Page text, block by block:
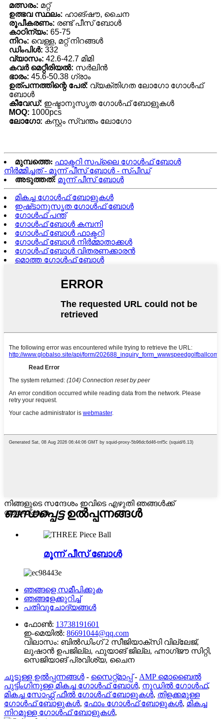
മത്സരം: മറ്റ്
ഉത്ഭവ സ്ഥലം: ഹാങ്‌ഷൗ, ചൈന
രൂപീകരണം: രണ്ട് പീസ് ബോൾ
കാഠിന്യം: 65-75
നിറം: വെള്ള, മറ്റ് നിറങ്ങൾ
ഡിംപിൾ: 332
വ്യാസം: 42.6-42.7 മിമി
കവർ മെറ്റീരിയൽ: സർലിൻ
ഭാരം: 45.6-50.38 ഗ്രാം
ഉത്പന്നത്തിന്റെ പേര്: വ്യക്തിഗത ലോഗോ ഗോൾഫ്
ബോൾ
കീവേഡ്: ഇഷ്ടാനുസൃത ഗോൾഫ് ബോളുകൾ
MOQ: 1000pcs
ലോഗോ: കസ്റ്റം സ്വന്തം ലോഗോ
മുമ്പത്തെ: ഫാക്ടറി സപ്ലൈ ഗോൾഫ് ബോൾ
നിർമ്മിച്ചത് - മൂന്ന് പീസ് ബോൾ - സ്പീഡ്
അടുത്തത്: മൂന്ന് പീസ് ബോൾ
മികച്ച ഗോൾഫ് ബോളുകൾ
ഇഷ്‌ടാനുസൃത ഗോൾഫ് ബോൾ
ഗോൾഫ് പന്ത്
ഗോൾഫ് ബോൾ കമ്പനി
ഗോൾഫ് ബോൾ ഫാക്ടറി
ഗോൾഫ് ബോൾ നിർമ്മാതാക്കൾ
ഗോൾഫ് ബോൾ വിതരണക്കാരൻ
മൊത്ത ഗോൾഫ് ബോൾ
നിങ്ങളുടെ സന്ദേശം ഇവിടെ എഴുതി ഞങ്ങൾക്ക്
അയയ്ക്കുക
ബന്ധപ്പെട്ടഉൽപ്പന്നങ്ങൾ
മൂന്ന് പീസ് ബോൾ
ഞങ്ങളെ സമീപിക്കുക
ഞങ്ങളേക്കുറിച്ച്
പതിവുചോദ്യങ്ങൾ
ഫോൺ: 13738191601
ഇ-മെയിൽ: 86691044@qq.com
വിലാസം: ബിൽഡിംഗ് 2 സീജിയാക്സി വില്ലേജ്,
ലുഷാൻ ഉപജില്ല, ഫുയാങ് ജില്ല, ഹ്നാഗ്ജൗ സിറ്റി,
സെജിയാങ് പ്രവിശ്യ, ചൈന
ചൂടുള്ള ഉൽപ്പന്നങ്ങൾ - സൈറ്റ്മാപ്പ്- AMP മൊബൈൽ
പുട്ടിംഗിനുള്ള മികച്ച ഗോൾഫ് ബോൾ, നൂഡിൽ ഗോൾഫ്,
മികച്ച സോഫ്റ്റ് ഫീൽ ഗോൾഫ് ബോളുകൾ, തിളക്കമുള്ള
ഗോൾഫ് ബോളുകൾ, ഫോം ഗോൾഫ് ബോളുകൾ, മികച്ച
നിറമുള്ള ഗോൾഫ് ബോളുകൾ,